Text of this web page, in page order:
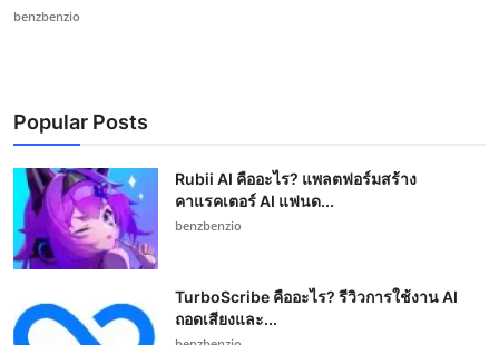
benzbenzio
Popular Posts
Rubii AI คืออะไร? แพลตฟอร์มสร้าง
คาแรคเตอร์ AI แฟนด...
benzbenzio
TurboScribe คืออะไร? รีวิวการใช้งาน AI
ถอดเสียงและ...